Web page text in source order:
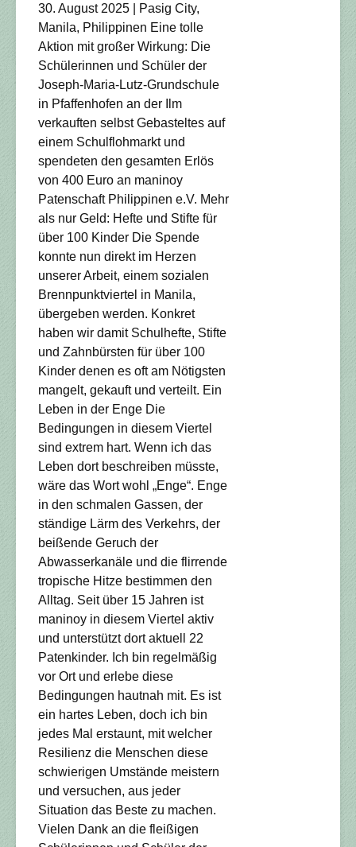
30. August 2025 | Pasig City,
Manila, Philippinen Eine tolle
Aktion mit großer Wirkung: Die
Schülerinnen und Schüler der
Joseph-Maria-Lutz-Grundschule
in Pfaffenhofen an der Ilm
verkauften selbst Gebasteltes auf
einem Schulflohmarkt und
spendeten den gesamten Erlös
von 400 Euro an maninoy
Patenschaft Philippinen e.V. Mehr
als nur Geld: Hefte und Stifte für
über 100 Kinder Die Spende
konnte nun direkt im Herzen
unserer Arbeit, einem sozialen
Brennpunktviertel in Manila,
übergeben werden. Konkret
haben wir damit Schulhefte, Stifte
und Zahnbürsten für über 100
Kinder denen es oft am Nötigsten
mangelt, gekauft und verteilt. Ein
Leben in der Enge Die
Bedingungen in diesem Viertel
sind extrem hart. Wenn ich das
Leben dort beschreiben müsste,
wäre das Wort wohl „Enge“. Enge
in den schmalen Gassen, der
ständige Lärm des Verkehrs, der
beißende Geruch der
Abwasserkanäle und die flirrende
tropische Hitze bestimmen den
Alltag. Seit über 15 Jahren ist
maninoy in diesem Viertel aktiv
und unterstützt dort aktuell 22
Patenkinder. Ich bin regelmäßig
vor Ort und erlebe diese
Bedingungen hautnah mit. Es ist
ein hartes Leben, doch ich bin
jedes Mal erstaunt, mit welcher
Resilienz die Menschen diese
schwierigen Umstände meistern
und versuchen, aus jeder
Situation das Beste zu machen.
Vielen Dank an die fleißigen